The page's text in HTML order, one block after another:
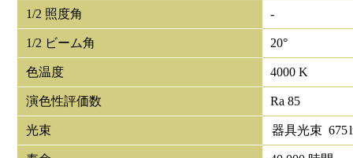
1/2 照度角 -
1/2 ビーム角 20°
色温度 4000 K
演色性評価数 Ra 85
光束 器具光束 675